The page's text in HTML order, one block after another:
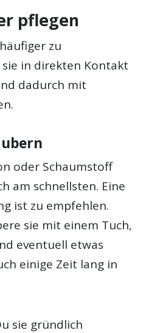
pflegen
zu
in direkten Kontakt
dadurch mit
oder Schaumstoff
am schnellsten. Eine
ist zu empfehlen.
sie mit einem Tuch,
eventuell etwas
einige Zeit lang in
sie gründlich